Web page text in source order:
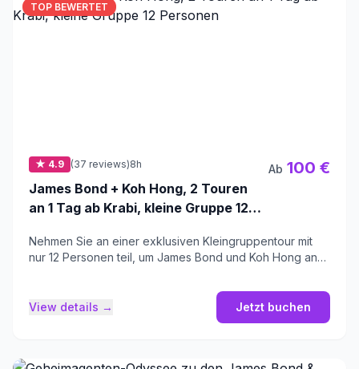
TOP BEWERTET
★ 4.9 (37 reviews)8h
James Bond + Koh Hong, 2 Touren
an 1 Tag ab Krabi, kleine Gruppe 12
Ab 100 €
Nehmen Sie an einer exklusiven Kleingruppentour mit
nur 12 Personen teil, um James Bond und Koh Hong an
View details → Jetzt buchen